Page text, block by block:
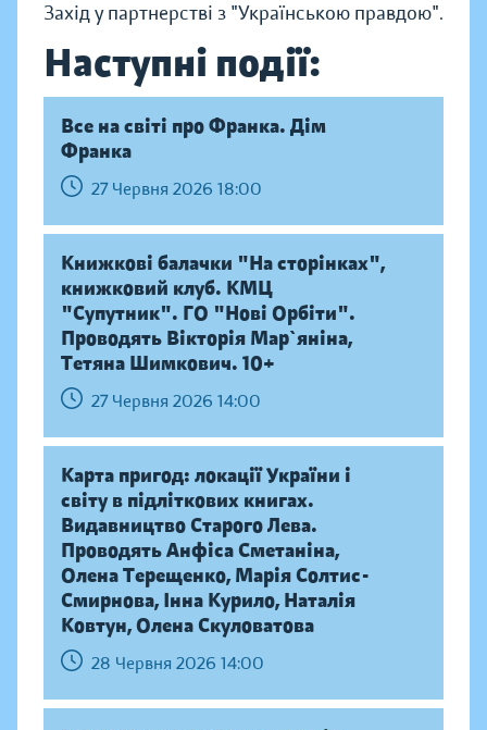
Захід у партнерстві з "Українською правдою".
Наступні події:
Все на світі про Франка. Дім
Франка
27 Червня 2026 18:00
Книжкові балачки "На сторінках",
книжковий клуб. КМЦ
"Супутник". ГО "Нові Орбіти".
Проводять Вікторія Мар`яніна,
Тетяна Шимкович. 10+
27 Червня 2026 14:00
Карта пригод: локації України і
світу в підліткових книгах.
Видавництво Старого Лева.
Проводять Анфіса Сметаніна,
Олена Терещенко, Марія Солтис-
Смирнова, Інна Курило, Наталія
Ковтун, Олена Скуловатова
28 Червня 2026 14:00